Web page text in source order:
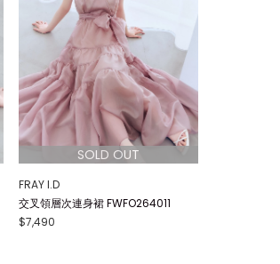
FRAY I.D
交叉領層次連身裙 FWFO264011
$7,490